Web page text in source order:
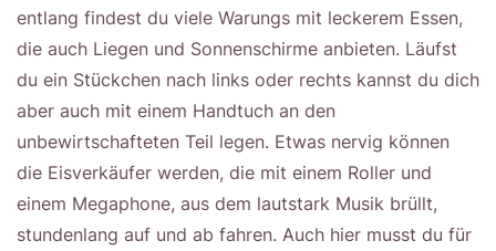
entlang findest du viele Warungs mit leckerem Essen,
die auch Liegen und Sonnenschirme anbieten. Läufst
du ein Stückchen nach links oder rechts kannst du dich
aber auch mit einem Handtuch an den
unbewirtschafteten Teil legen. Etwas nervig können
die Eisverkäufer werden, die mit einem Roller und
einem Megaphone, aus dem lautstark Musik brüllt,
stundenlang auf und ab fahren. Auch hier musst du für